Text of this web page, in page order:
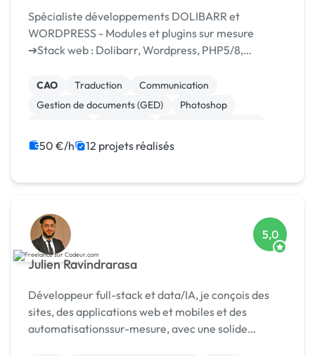
Spécialiste développements DOLIBARR et
WORDPRESS - Modules et plugins sur mesure
➔Stack web : Dolibarr, Wordpress, PHP5/8,
API Rest, ➔Expert VBA Excel ➔Autres compétences
: Ingénierie m...
CAO Traduction
Communication
Gestion de documents (GED)
Photoshop
Création de site internet
CSS, HTML, XML
50 €/h 12 projets réalisés
Julien Ravindrarasa
5,0
Développeur full-stack et data/IA, je conçois des
sites, des applications web et mobiles et des
automatisationssur-mesure, avec une solide